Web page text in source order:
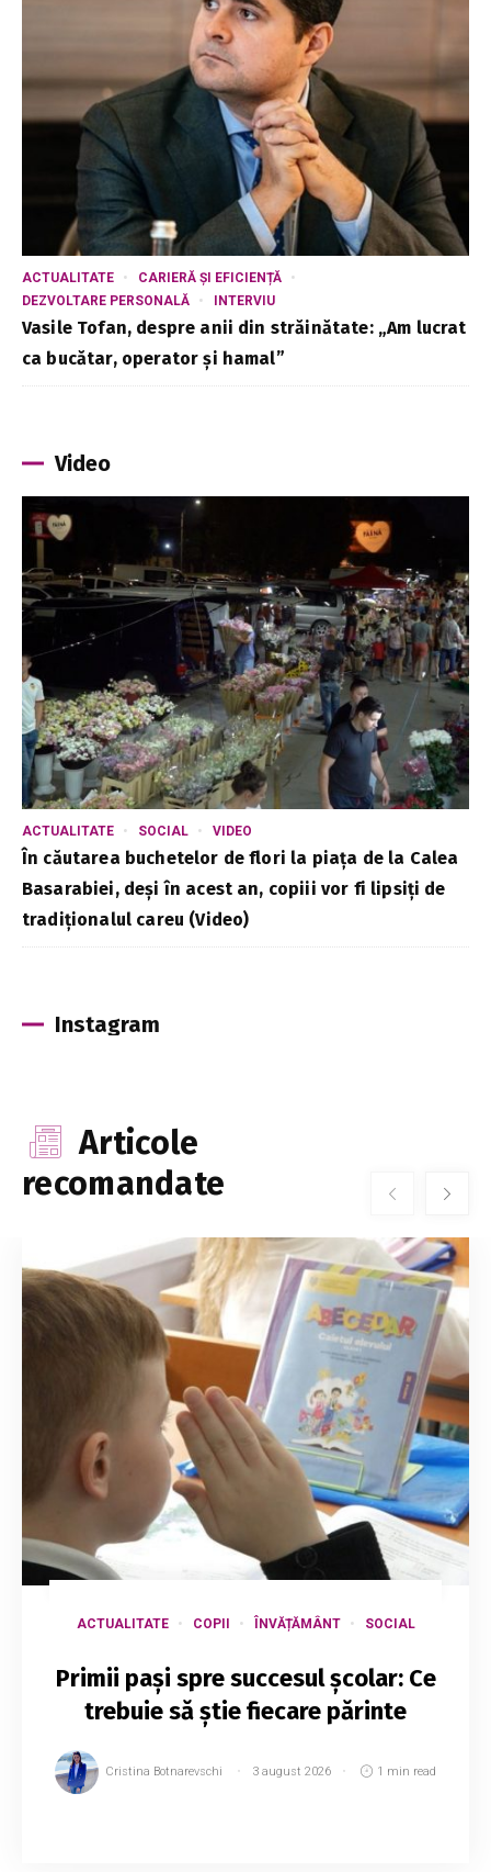
ACTUALITATE
CARIERĂ ȘI EFICIENȚĂ
DEZVOLTARE PERSONALĂ
INTERVIU
Vasile Tofan, despre anii din străinătate: „Am lucrat
ca bucătar, operator și hamal”
Video
ACTUALITATE SOCIAL VIDEO
În căutarea buchetelor de flori la piața de la Calea
Basarabiei, deși în acest an, copiii vor fi lipsiți de
tradiționalul careu (Video)
Instagram
Articole
recomandate
ACTUALITATE COPII ÎNVĂȚĂMÂNT SOCIAL
Primii pași spre succesul școlar: Ce
trebuie să știe fiecare părinte
Cristina Botnarevschi 3 august 2026 1 min read